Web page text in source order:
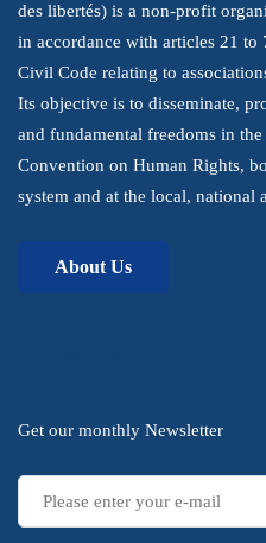
des libertés) is a non-profit
in accordance with articles 21
Civil Code relating to
Its objective is to disseminate,
and fundamental freedoms in
Convention on Human Rights,
system and at the local, national
About Us
Get our monthly Newsletter